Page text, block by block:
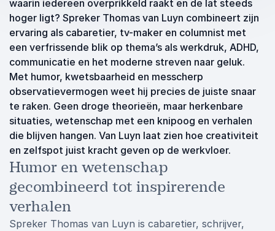
waarin iedereen overprikkeld raakt en de lat steeds
hoger ligt? Spreker Thomas van Luyn combineert zijn
ervaring als cabaretier, tv-maker en columnist met
een verfrissende blik op thema’s als werkdruk, ADHD,
communicatie en het moderne streven naar geluk.
Met humor, kwetsbaarheid en messcherp
observatievermogen weet hij precies de juiste snaar
te raken. Geen droge theorieën, maar herkenbare
situaties, wetenschap met een knipoog en verhalen
die blijven hangen. Van Luyn laat zien hoe creativiteit
en zelfspot juist kracht geven op de werkvloer.
Humor en wetenschap
gecombineerd tot inspirerende
verhalen
Spreker Thomas van Luyn is cabaretier, schrijver,